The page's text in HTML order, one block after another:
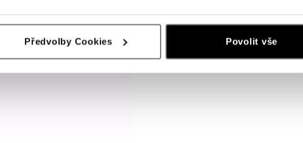
Předvolby Cookies Povolit vše